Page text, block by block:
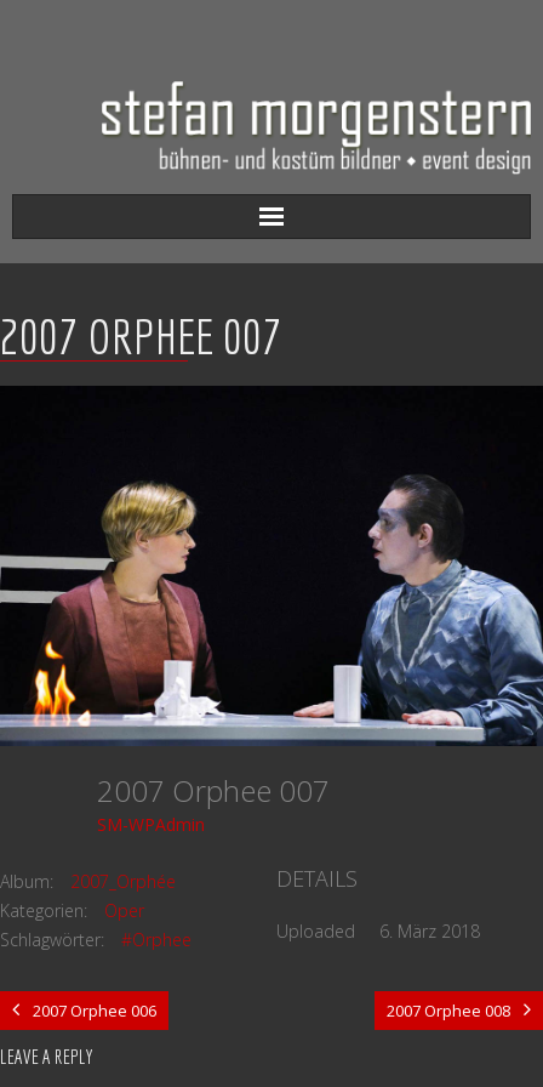
Aktuell
Werkverzeichnis
Biografie
2007 ORPHEE 007
2007 Orphee 007
SM-WPAdmin
Album:
2007_Orphée
Kategorien:
Oper
Schlagwörter:
#Orphee
DETAILS
Uploaded 6. März 2018
2007 Orphee 006 2007 Orphee 008
LEAVE A REPLY